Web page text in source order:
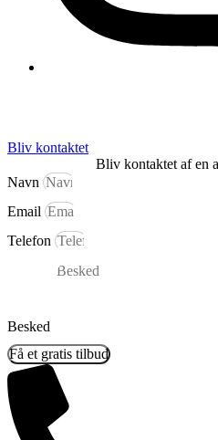
Bliv kontaktet
Bliv kontaktet af en
Navn
Email
Telefon
Besked
Få et gratis tilbud